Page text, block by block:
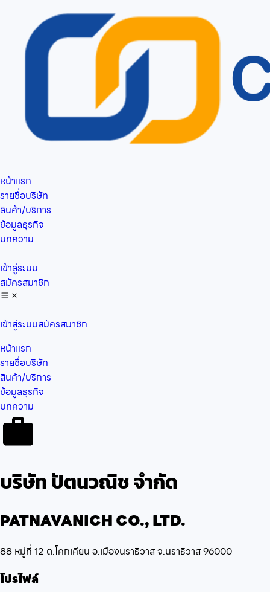
หน้าแรก
รายชื่อบริษัท
สินค้า/บริการ
ข้อมูลธุรกิจ
บทความ
เข้าสู่ระบบ
สมัครสมาชิก
เข้าสู่ระบบสมัครสมาชิก
หน้าแรก
รายชื่อบริษัท
สินค้า/บริการ
ข้อมูลธุรกิจ
บทความ
บริษัท ปัตนวณิช จำกัด
PATNAVANICH CO., LTD.
88 หมู่ที่ 12 ต.โคกเคียน อ.เมืองนราธิวาส จ.นราธิวาส 96000
โปรไฟล์